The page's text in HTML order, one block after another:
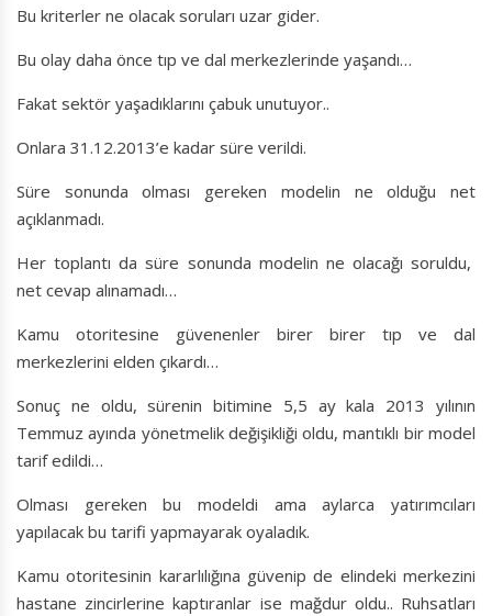
Bu kriterler ne olacak soruları uzar gider.
Bu olay daha önce tıp ve dal merkezlerinde yaşandı…
Fakat sektör yaşadıklarını çabuk unutuyor..
Onlara 31.12.2013’e kadar süre verildi.
Süre sonunda olması gereken modelin ne olduğu net
açıklanmadı.
Her toplantı da süre sonunda modelin ne olacağı soruldu,
net cevap alınamadı…
Kamu otoritesine güvenenler birer birer tıp ve dal
merkezlerini elden çıkardı…
Sonuç ne oldu, sürenin bitimine 5,5 ay kala 2013 yılının
Temmuz ayında yönetmelik değişikliği oldu, mantıklı bir model
tarif edildi…
Olması gereken bu modeldi ama aylarca yatırımcıları
yapılacak bu tarifi yapmayarak oyaladık.
Kamu otoritesinin kararlılığına güvenip de elindeki merkezini
hastane zincirlerine kaptıranlar ise mağdur oldu.. Ruhsatları